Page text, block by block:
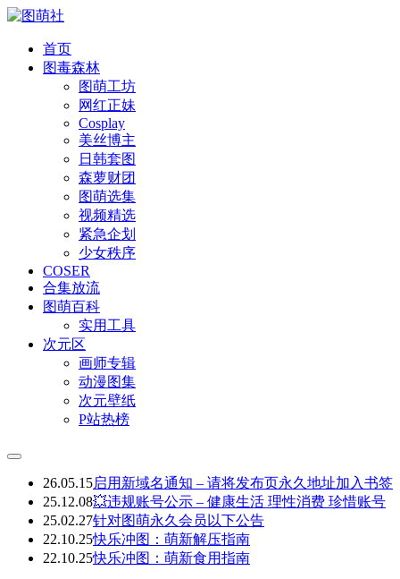
首页
图毒森林
图萌工坊
网红正妹
Cosplay
美丝博主
日韩套图
森萝财团
图萌选集
视频精选
紧急企划
少女秩序
COSER
合集放流
图萌百科
实用工具
次元区
画师专辑
动漫图集
次元壁纸
P站热榜
26.05.15启用新域名通知 – 请将发布页永久地址加入书签
25.12.08💥违规账号公示 – 健康生活 理性消费 珍惜账号
25.02.27针对图萌永久会员以下公告
22.10.25快乐冲图：萌新解压指南
22.10.25快乐冲图：萌新食用指南